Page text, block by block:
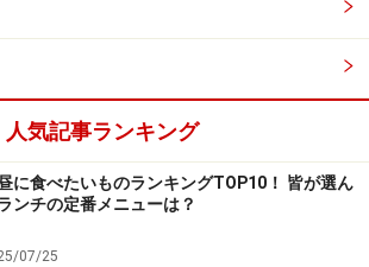
炒める
火が通って色が変わるまで炒めます。
人気記事ランキング
に食べたいものランキングTOP10！ 皆が選ん
ンチの定番メニューは？
07/25